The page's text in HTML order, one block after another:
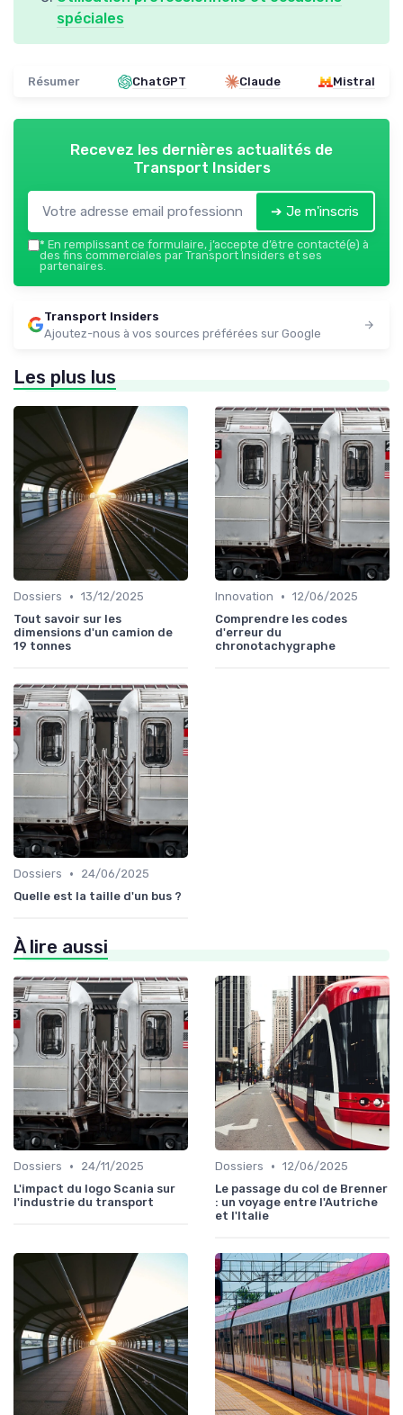
spéciales
Résumer ChatGPT Claude Mistral
Recevez les dernières actualités de
Transport Insiders
➔ Je m'inscris
* En remplissant ce formulaire, j’accepte d’être contacté(e) à
des fins commerciales par Transport Insiders et ses
partenaires.
Transport Insiders
Ajoutez-nous à vos sources préférées sur Google
Les plus lus
Dossiers • 13/12/2025
Tout savoir sur les
dimensions d'un camion de
19 tonnes
Innovation • 12/06/2025
Comprendre les codes
d'erreur du
chronotachygraphe
Dossiers •
24/06/2025
Quelle est la taille d'un bus ?
À lire aussi
Dossiers •
24/11/2025
L'impact du logo Scania sur
l'industrie du transport
Dossiers • 12/06/2025
Le passage du col de Brenner
: un voyage entre l'Autriche
et l'Italie